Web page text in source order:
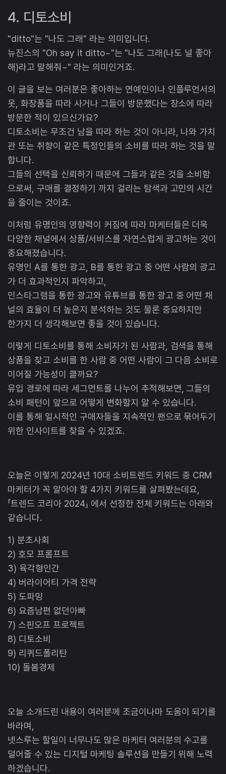
4. 디토소비
"ditto"는 "나도 그래" 라는 의미입니다.
뉴진스의 "Oh say it ditto~"는 "나도 그래(나도 널 좋아
해)라고 말해줘~" 라는 의미인거죠.
이 글을 보는 여러분은 좋아하는 연예인이나 인플루언서의
옷, 화장품을 따라 사거나 그들이 방문했다는 장소에 따라
방문한 적이 있으신가요?
디토소비는 무조건 남을 따라 하는 것이 아니라, 나와 가치
관 또는 취향이 같은 특정인들의 소비를 따라 하는 것을 말
합니다.
그들의 선택을 신뢰하기 때문에 그들과 같은 것을 소비함
으로써, 구매를 결정하기 까지 걸리는 탐색과 고민의 시간
을 줄이는 것이죠.
이처럼 유명인의 영향력이 커짐에 따라 마케터들은 더욱
다양한 채널에서 상품/서비스를 자연스럽게 광고하는 것이
중요해졌습니다.
유명인 A를 통한 광고, B를 통한 광고 중 어떤 사람의 광고
가 더 효과적인지 파악하고,
인스타그램을 통한 광고와 유튜브를 통한 광고 중 어떤 채
널의 효율이 더 높은지 분석하는 것도 물론 중요하지만
한가지 더 생각해보면 좋을 것이 있습니다.
이렇게 디토소비를 통해 소비자가 된 사람과, 검색을 통해
상품을 찾고 소비를 한 사람 중 어떤 사람이 그 다음 소비로
이어질 가능성이 클까요?
유입 경로에 따라 세그먼트를 나누어 추적해보면, 그들의
소비 패턴이 앞으로 어떻게 변화할지 알 수 있습니다.
이를 통해 일시적인 구매자들을 지속적인 팬으로 묶어두기
위한 인사이트를 찾을 수 있겠죠.
오늘은 이렇게 2024년 10대 소비트렌드 키워드 중 CRM
마케터가 꼭 알아야 할 4가지 키워드를 살펴봤는데요,
「트렌드 코리아 2024」 에서 선정한 전체 키워드는 아래와
같습니다.
1) 분초사회
2) 호모 프롬프트
3) 육각형인간
4) 버라이어티 가격 전략
5) 도파밍
6) 요즘남편 없던아빠
7) 스핀오프 프로젝트
8) 디토소비
9) 리퀴드폴리탄
10) 돌봄경제
오늘 소개드린 내용이 여러분께 조금이나마 도움이 되기를
바라며,
넷스루는 할일이 너무나도 많은 마케터 여러분의 수고를
덜어줄 수 있는 디지털 마케팅 솔루션을 만들기 위해 노력
하겠습니다.